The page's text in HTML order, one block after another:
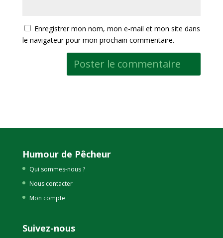
Enregistrer mon nom, mon e-mail et mon site dans
le navigateur pour mon prochain commentaire.
Humour de Pêcheur
Qui sommes-nous ?
Nous contacter
Mon compte
Suivez-nous